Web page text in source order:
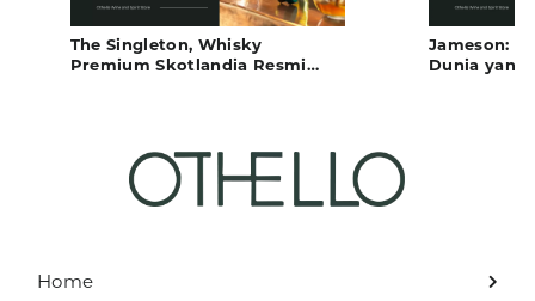
The Singleton, Whisky
Premium Skotlandia Resmi
Jameson:
Dunia yang
Home